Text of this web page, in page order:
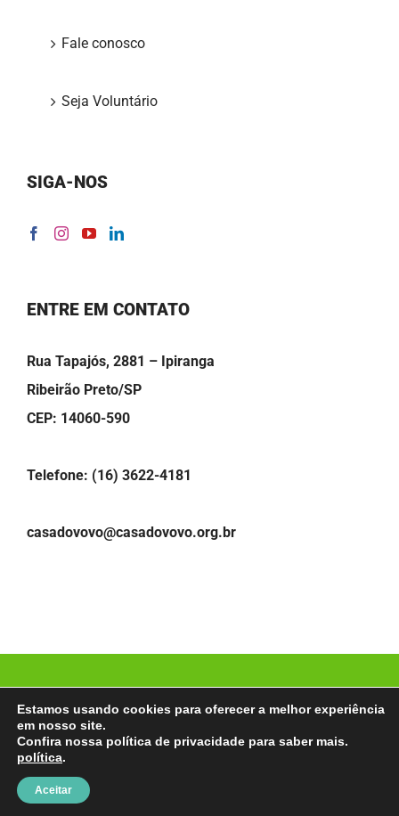
Fale conosco
Seja Voluntário
SIGA-NOS
ENTRE EM CONTATO
Rua Tapajós, 2881 – Ipiranga
Ribeirão Preto/SP
CEP: 14060-590
Telefone: (16) 3622-4181
casadovovo@casadovovo.org.br
Desenvolvido por:
Estamos usando cookies para oferecer a melhor experiência
em nosso site.
Confira nossa política de privacidade para saber mais.
política.
Aceitar